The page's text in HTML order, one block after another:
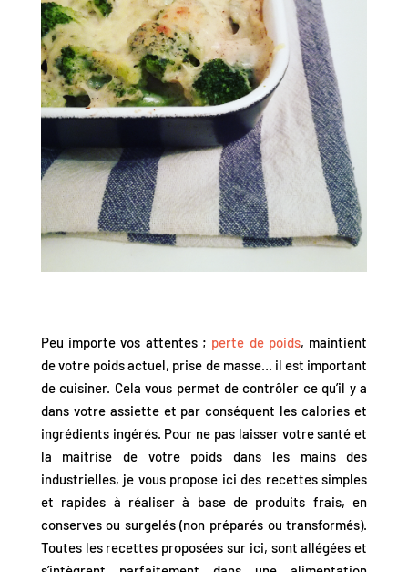
Peu importe vos attentes ; perte de poids, maintient
de votre poids actuel, prise de masse… il est important
de cuisiner. Cela vous permet de contrôler ce qu’il y a
dans votre assiette et par conséquent les calories et
ingrédients ingérés. Pour ne pas laisser votre santé et
la maitrise de votre poids dans les mains des
industrielles, je vous propose ici des recettes simples
et rapides à réaliser à base de produits frais, en
conserves ou surgelés (non préparés ou transformés).
Toutes les recettes proposées sur ici, sont allégées et